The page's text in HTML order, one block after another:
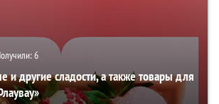
6
и другие сладости, а также товары для